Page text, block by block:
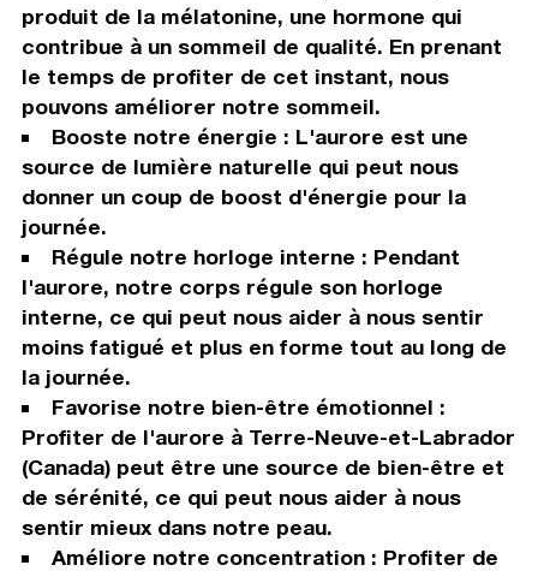
produit de la mélatonine, une hormone qui
contribue à un sommeil de qualité. En prenant
le temps de profiter de cet instant, nous
pouvons améliorer notre sommeil.
Booste notre énergie : L'aurore est une
source de lumière naturelle qui peut nous
donner un coup de boost d'énergie pour la
journée.
Régule notre horloge interne : Pendant
l'aurore, notre corps régule son horloge
interne, ce qui peut nous aider à nous sentir
moins fatigué et plus en forme tout au long de
la journée.
Favorise notre bien-être émotionnel :
Profiter de l'aurore à Terre-Neuve-et-Labrador
(Canada) peut être une source de bien-être et
de sérénité, ce qui peut nous aider à nous
sentir mieux dans notre peau.
Améliore notre concentration : Profiter de